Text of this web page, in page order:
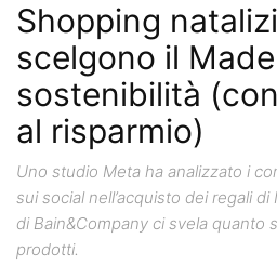
Shopping
scelgono il
sostenibilità
al risparmio)
Uno studio Meta ha analizzato i
sui social nell’acquisto dei regali
di Bain&Company ci svela quanto
prodotti.